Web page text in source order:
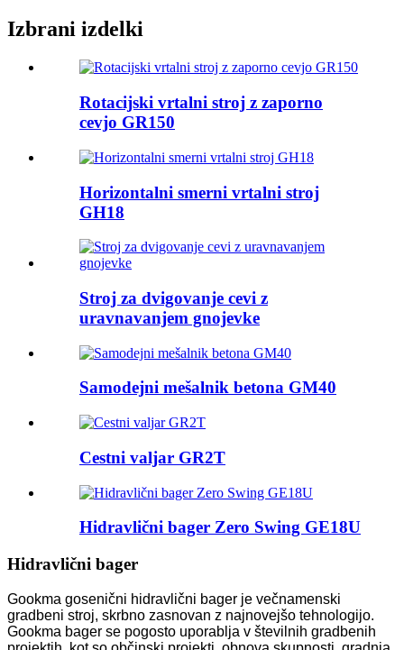
Izbrani izdelki
Rotacijski vrtalni stroj z zaporno
cevjo GR150
Horizontalni smerni vrtalni stroj
GH18
Stroj za dvigovanje cevi z
uravnavanjem gnojevke
Samodejni mešalnik betona GM40
Cestni valjar GR2T
Hidravlični bager Zero Swing GE18U
Hidravlični bager
Gookma gosenični hidravlični bager je večnamenski
gradbeni stroj, skrbno zasnovan z najnovejšo tehnologijo.
Gookma bager se pogosto uporablja v številnih gradbenih